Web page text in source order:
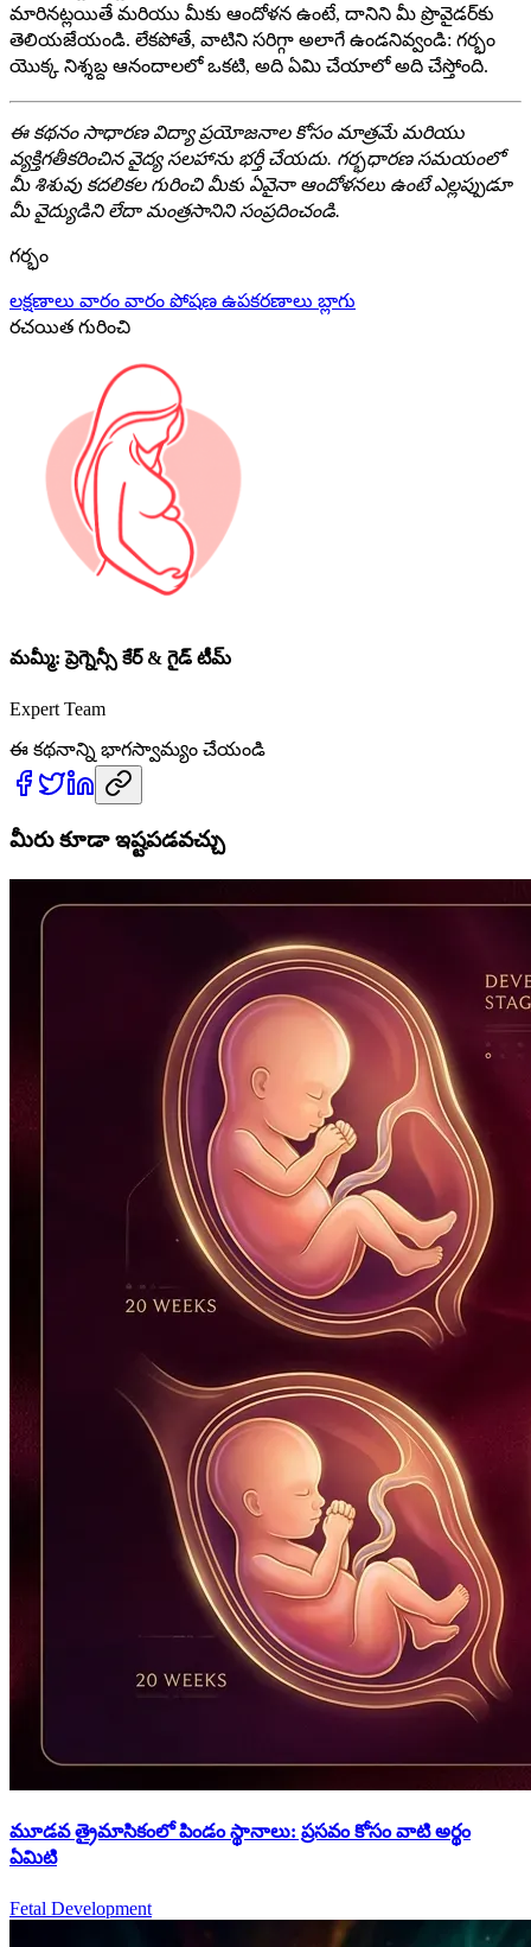
మారినట్లయితే మరియు మీకు ఆందోళన ఉంటే, దానిని మీ ప్రొవైడర్‌కు
తెలియజేయండి. లేకపోతే, వాటిని సరిగ్గా అలాగే ఉండనివ్వండి: గర్భం
యొక్క నిశ్శబ్ద ఆనందాలలో ఒకటి, అది ఏమి చేయాలో అది చేస్తోంది.
ఈ కథనం సాధారణ విద్యా ప్రయోజనాల కోసం మాత్రమే మరియు
వ్యక్తిగతీకరించిన వైద్య సలహాను భర్తీ చేయదు. గర్భధారణ సమయంలో
మీ శిశువు కదలికల గురించి మీకు ఏవైనా ఆందోళనలు ఉంటే ఎల్లప్పుడూ
మీ వైద్యుడిని లేదా మంత్రసానిని సంప్రదించండి.
గర్భం
లక్షణాలు వారం వారం పోషణ ఉపకరణాలు బ్లాగు
రచయిత గురించి
మమ్మీ: ప్రెగ్నెన్సీ కేర్ & గైడ్ టీమ్
Expert Team
ఈ కథనాన్ని భాగస్వామ్యం చేయండి
మీరు కూడా ఇష్టపడవచ్చు
మూడవ త్రైమాసికంలో పిండం స్థానాలు: ప్రసవం కోసం వాటి అర్థం
ఏమిటి
Fetal Development